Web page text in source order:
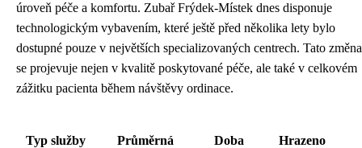
úroveň péče a komfortu. Zubař Frýdek-Místek dnes disponuje
technologickým vybavením, které ještě před několika lety bylo
dostupné pouze v největších specializovaných centrech. Tato změna
se projevuje nejen v kvalitě poskytované péče, ale také v celkovém
zážitku pacienta během návštěvy ordinace.
Typ služby
Průměrná
Doba
Hrazeno